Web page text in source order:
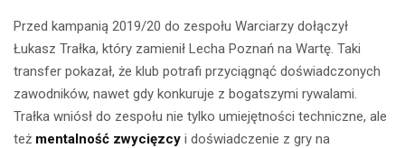
Przed kampanią 2019/20 do zespołu Warciarzy dołączył
Łukasz Trałka, który zamienił Lecha Poznań na Wartę. Taki
transfer pokazał, że klub potrafi przyciągnąć doświadczonych
zawodników, nawet gdy konkuruje z bogatszymi rywalami.
Trałka wniósł do zespołu nie tylko umiejętności techniczne, ale
też mentalność zwycięzcy i doświadczenie z gry na